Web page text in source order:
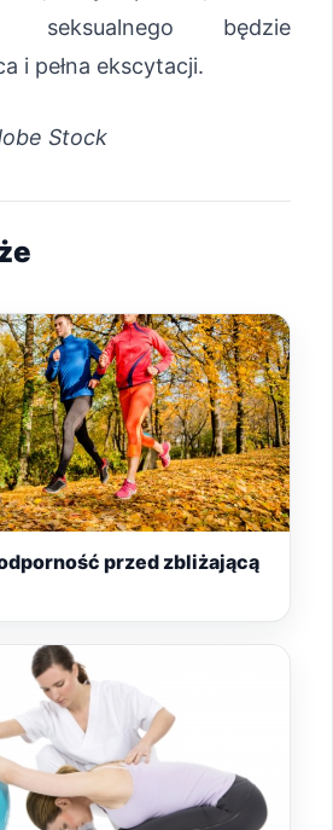
seksualnego będzie
i pełna ekscytacji.
Stock
przed zbliżającą